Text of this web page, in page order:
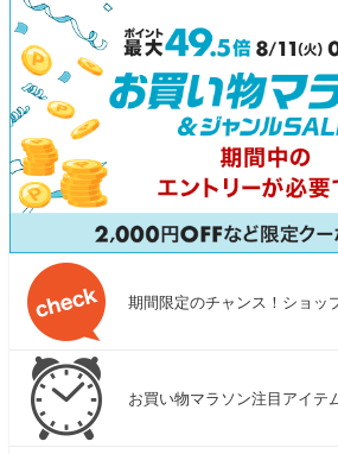
期間限定のチャンス！ショッ
お買い物マラソン注目アイテ